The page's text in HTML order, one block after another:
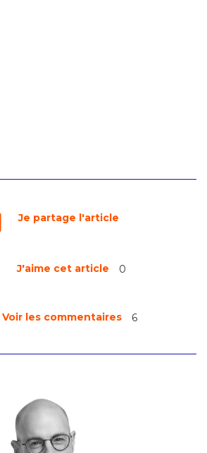
Je partage l'article
J'aime cet article 0
Voir les commentaires 6